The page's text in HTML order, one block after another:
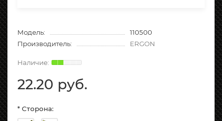
Модель:
110500
Производитель:
ERGON
22.20 руб.
* Сторона: